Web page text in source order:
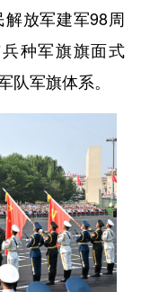
放军建军98周
种军旗旗面式
军旗体系。